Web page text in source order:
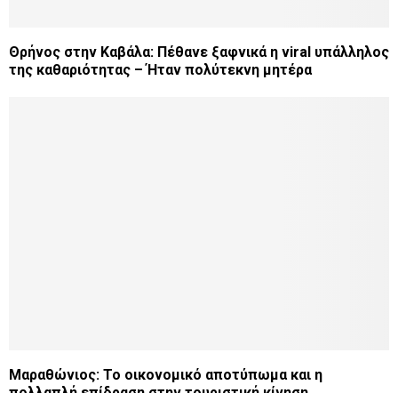
Θρήνος στην Καβάλα: Πέθανε ξαφνικά η viral υπάλληλος
της καθαριότητας – Ήταν πολύτεκνη μητέρα
Μαραθώνιος: Το οικονομικό αποτύπωμα και η